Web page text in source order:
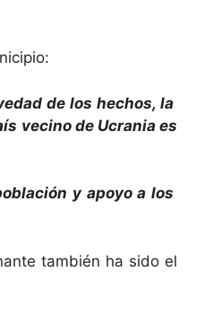
de los hechos, la
vecino de Ucrania es
y apoyo a los
también ha sido el